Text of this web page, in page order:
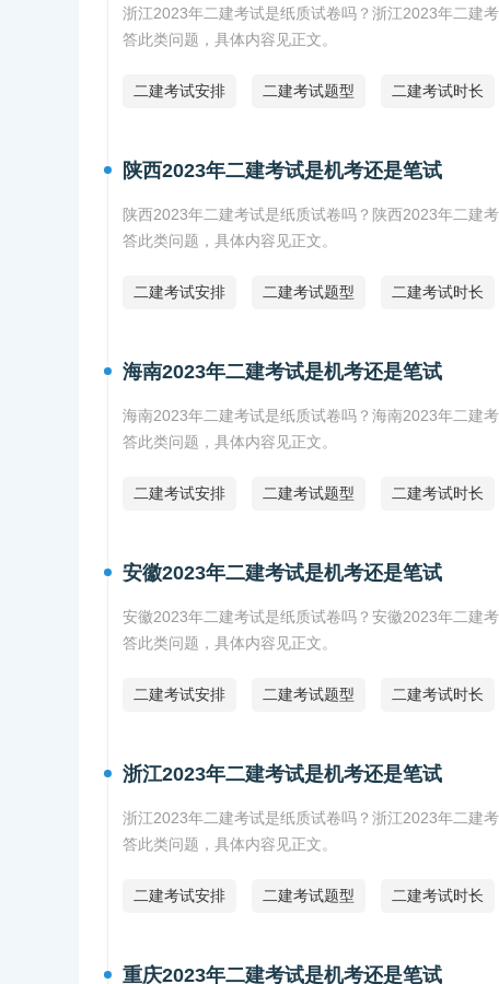
浙江2023年二建考试是纸质试卷吗？浙江2023年二建
答此类问题，具体内容见正文。
二建考试安排 二建考试题型 二建考试时长
陕西2023年二建考试是机考还是笔试
陕西2023年二建考试是纸质试卷吗？陕西2023年二建
答此类问题，具体内容见正文。
二建考试安排 二建考试题型 二建考试时长
海南2023年二建考试是机考还是笔试
海南2023年二建考试是纸质试卷吗？海南2023年二建
答此类问题，具体内容见正文。
二建考试安排 二建考试题型 二建考试时长
安徽2023年二建考试是机考还是笔试
安徽2023年二建考试是纸质试卷吗？安徽2023年二建
答此类问题，具体内容见正文。
二建考试安排 二建考试题型 二建考试时长
浙江2023年二建考试是机考还是笔试
浙江2023年二建考试是纸质试卷吗？浙江2023年二建
答此类问题，具体内容见正文。
二建考试安排 二建考试题型 二建考试时长
重庆2023年二建考试是机考还是笔试